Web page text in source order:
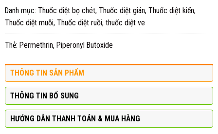
Danh mục: Thuốc diệt bọ chét, Thuốc diệt gián, Thuốc diệt kiến,
Thuốc diệt muỗi, Thuốc diệt ruồi, thuốc diệt ve
Thẻ: Permethrin, Piperonyl Butoxide
THÔNG TIN SẢN PHẨM
THÔNG TIN BỔ SUNG
HƯỚNG DẪN THANH TOÁN & MUA HÀNG